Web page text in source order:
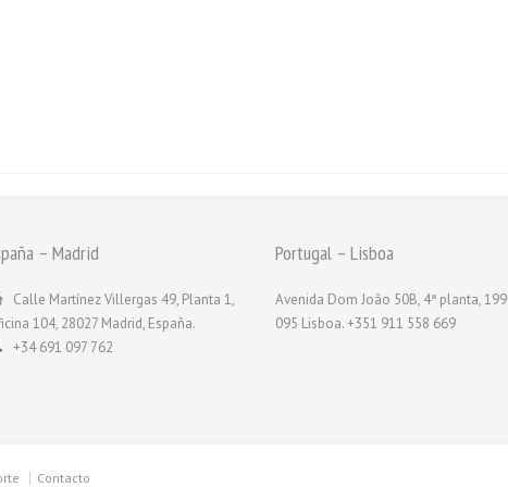
– Madrid
Calle Martínez Villergas 49, Planta 1,
104, 28027 Madrid, España.
+34 691 097 762
Portugal – Lisboa
Avenida Dom João 50B, 4ª planta,
095 Lisboa. +351 911 558 669
Contacto